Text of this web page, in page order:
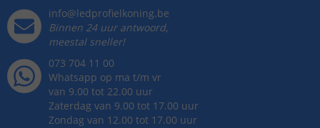
info@ledprofielkoning.be
Binnen 24 uur antwoord,
meestal sneller!
073 704 11 00
Whatsapp op ma t/m vr
van 9.00 tot 22.00 uur
Zaterdag van 9.00 tot 17.00 uur
Zondag van 12.00 tot 17.00 uur